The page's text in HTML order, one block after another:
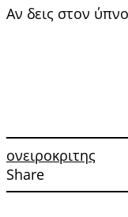
Αν δεις στον
ονειροκριτης
Share